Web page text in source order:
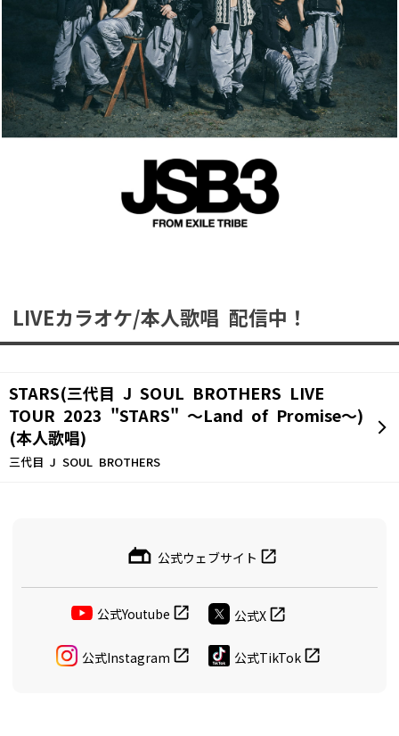
LIVEカラオケ/本人歌唱 配信中！
STARS(三代目 J SOUL BROTHERS LIVE
TOUR 2023 "STARS" ～Land of Promise～)
(本人歌唱)
三代目 J SOUL BROTHERS
公式ウェブサイト
公式Youtube 公式X
公式Instagram 公式TikTok